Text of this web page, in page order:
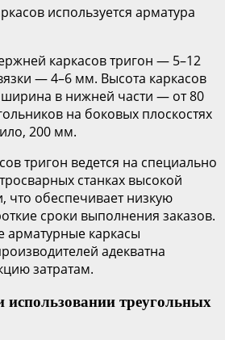
используется арматура
каркасов тригон — 5–12
— 4–6 мм. Высота каркасов
в нижней части — от 80
на боковых плоскостях
200 мм.
тригон ведется на специально
станках высокой
что обеспечивает низкую
сроки выполнения заказов.
арматурные каркасы
адекватна
затратам.
треугольных